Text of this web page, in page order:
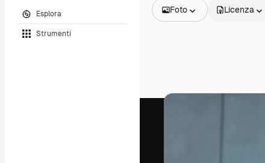
Esplora
Strumenti
Foto
Video
Licenza